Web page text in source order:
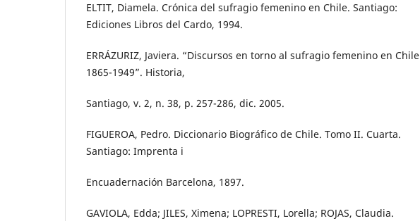
ELTIT, Diamela. Crónica del sufragio femenino en Chile. Santiago:
Ediciones Libros del Cardo, 1994.
ERRÁZURIZ, Javiera. “Discursos en torno al sufragio femenino en Chile
1865-1949”. Historia,
Santiago, v. 2, n. 38, p. 257-286, dic. 2005.
FIGUEROA, Pedro. Diccionario Biográfico de Chile. Tomo II. Cuarta.
Santiago: Imprenta i
Encuadernación Barcelona, 1897.
GAVIOLA, Edda; JILES, Ximena; LOPRESTI, Lorella; ROJAS, Claudia.